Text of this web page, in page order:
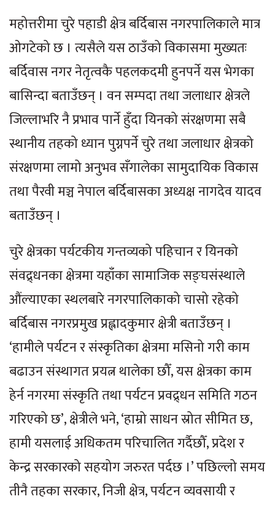
महोत्तरीमा चुरे पहाडी क्षेत्र बर्दिबास नगरपालिकाले मात्र
ओगटेको छ । त्यसैले यस ठाउँको विकासमा मुख्यतः
बर्दिवास नगर नेतृत्वकै पहलकदमी हुनपर्ने यस भेगका
बासिन्दा बताउँछन् । वन सम्पदा तथा जलाधार क्षेत्रले
जिल्लाभरि नै प्रभाव पार्ने हुँदा यिनको संरक्षणमा सबै
स्थानीय तहको ध्यान पुग्नपर्ने चुरे तथा जलाधार क्षेत्रको
संरक्षणमा लामो अनुभव सँगालेका सामुदायिक विकास
तथा पैरवी मञ्च नेपाल बर्दिबासका अध्यक्ष नागदेव यादव
बताउँछन् ।
चुरे क्षेत्रका पर्यटकीय गन्तव्यको पहिचान र यिनको
संवद्र्धनका क्षेत्रमा यहाँका सामाजिक सङ्घसंस्थाले
औंल्याएका स्थलबारे नगरपालिकाको चासो रहेको
बर्दिबास नगरप्रमुख प्रह्लादकुमार क्षेत्री बताउँछन् ।
‘हामीले पर्यटन र संस्कृतिका क्षेत्रमा मसिनो गरी काम
बढाउन संस्थागत प्रयत्न थालेका छौँ, यस क्षेत्रका काम
हेर्न नगरमा संस्कृति तथा पर्यटन प्रवद्र्धन समिति गठन
गरिएको छ’, क्षेत्रीले भने, ‘हाम्रो साधन स्रोत सीमित छ,
हामी यसलाई अधिकतम परिचालित गर्दैछौँ, प्रदेश र
केन्द्र सरकारको सहयोग जरुरत पर्दछ ।’ पछिल्लो समय
तीनै तहका सरकार, निजी क्षेत्र, पर्यटन व्यवसायी र